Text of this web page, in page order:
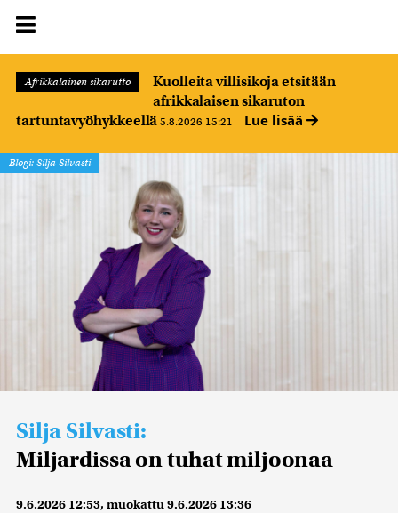
Afrikkalainen sikarutto
Kuolleita villisikoja etsitään
afrikkalaisen sikaruton
tartuntavyöhykkeellä 5.8.2026 15:21 Lue lisää
Blogi: Silja Silvasti
Silja Silvasti:
Miljardissa on tuhat miljoonaa
9.6.2026 12:53, muokattu9.6.2026 13:36